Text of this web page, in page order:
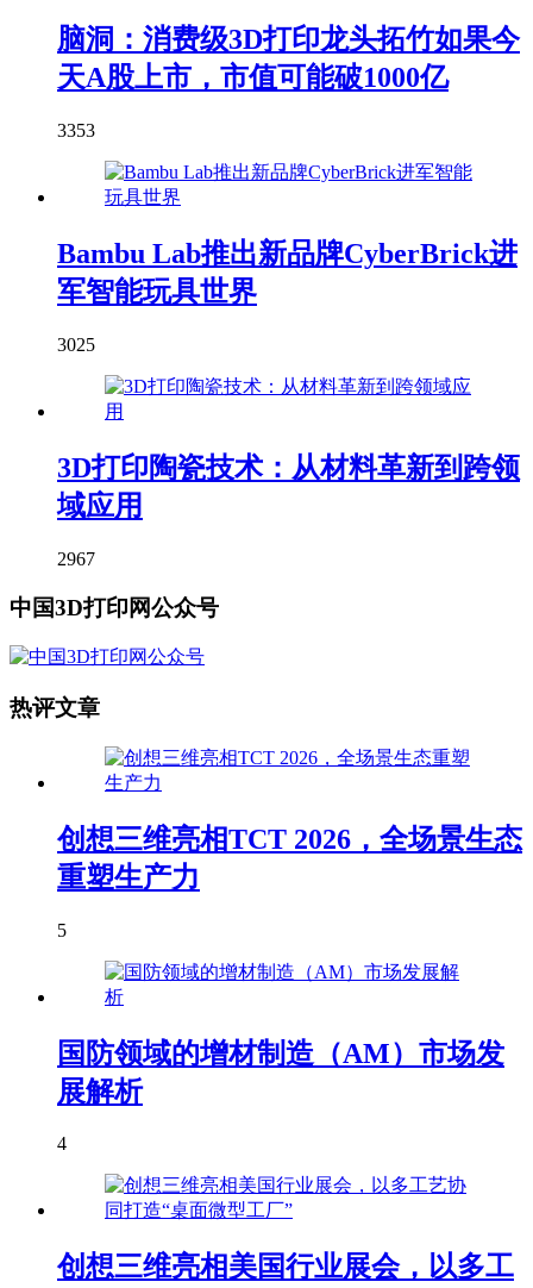
脑洞：消费级3D打印龙头拓竹如果今
天A股上市，市值可能破1000亿
3353
Bambu Lab推出新品牌CyberBrick进
军智能玩具世界
3025
3D打印陶瓷技术：从材料革新到跨领
域应用
2967
中国3D打印网公众号
热评文章
创想三维亮相TCT 2026，全场景生态
重塑生产力
5
国防领域的增材制造（AM）市场发
展解析
4
创想三维亮相美国行业展会，以多工